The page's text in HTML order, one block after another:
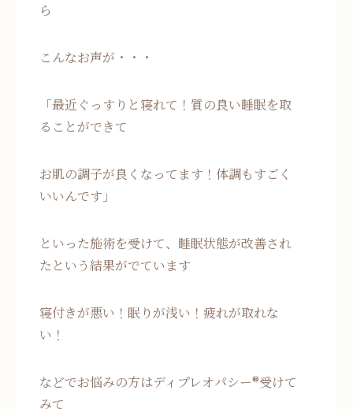
ら
こんなお声が・・・
「最近ぐっすりと寝れて！質の良い睡眠を取
ることができて
お肌の調子が良くなってます！体調もすごく
いいんです」
といった施術を受けて、睡眠状態が改善され
たという結果がでています
寝付きが悪い！眠りが浅い！疲れが取れな
い！
などでお悩みの方はディプレオパシー®受けて
みて